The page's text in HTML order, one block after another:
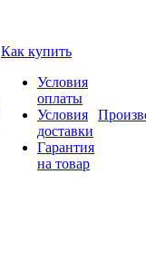
Как купить
Условия
оплаты
Условия
доставки
Гарантия
на товар